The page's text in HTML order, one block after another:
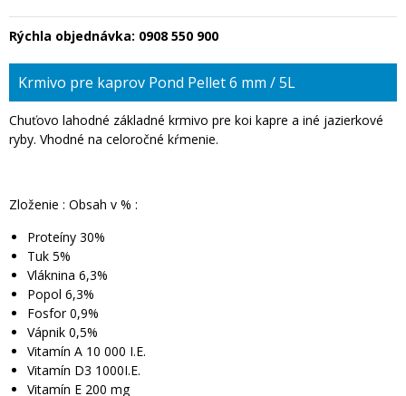
Rýchla objednávka: 0908 550 900
Krmivo pre kaprov Pond Pellet 6 mm / 5L
Chuťovo lahodné základné krmivo pre koi kapre a iné jazierkové
ryby. Vhodné na celoročné kŕmenie.
Zloženie : Obsah v % :
Proteíny 30%
Tuk 5%
Vláknina 6,3%
Popol 6,3%
Fosfor 0,9%
Vápnik 0,5%
Vitamín A 10 000 I.E.
Vitamín D3 1000I.E.
Vitamín E 200 mg